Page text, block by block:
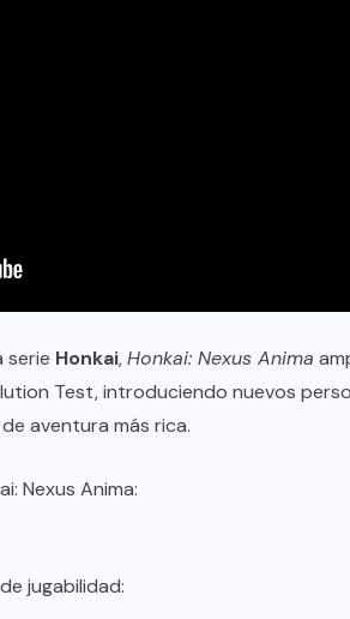
serie Honkai,Honkai: Nexus Anima
Test, introduciendo nuevos
aventura más rica.
Nexus Anima:
jugabilidad: